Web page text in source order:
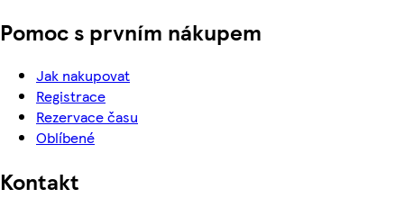
Pomoc s prvním nákupem
Jak nakupovat
Registrace
Rezervace času
Oblíbené
Kontakt